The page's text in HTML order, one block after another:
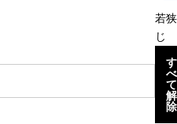
若
じ
す
べ
て
解
除